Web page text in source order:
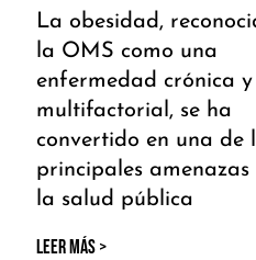
La obesidad,
la OMS como una
enfermedad crónica y
multifactorial, se ha
convertido en una de
principales
la salud pública
LEER MÁS >